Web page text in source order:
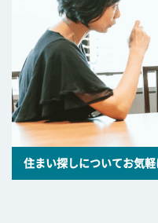
住まい探しについてお気軽